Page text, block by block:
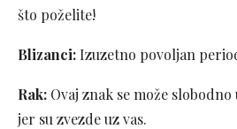
što poželite!
Blizanci: Izuzetno povoljan
Rak: Ovaj znak se može
jer su zvezde uz vas.